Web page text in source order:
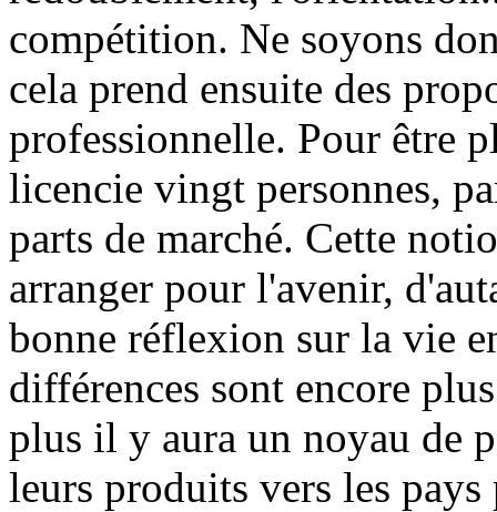
compétition. Ne soyons
cela prend ensuite des
professionnelle. Pour être
licencie vingt personnes,
parts de marché. Cette
arranger pour l'avenir,
bonne réflexion sur la vie
différences sont encore
plus il y aura un noyau de
leurs produits vers les pays